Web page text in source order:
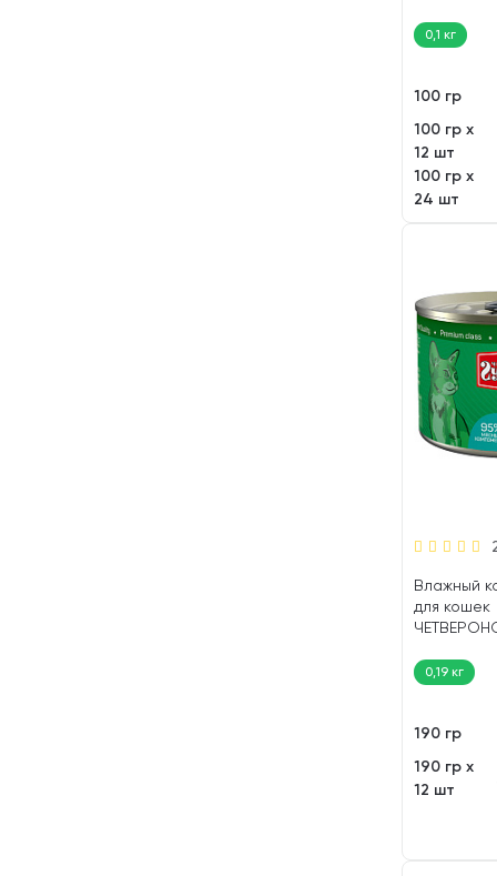
(100 гр)
0,1 кг
100 гр
100 гр х
12 шт
100 гр х
24 шт
Влажный
для кошек
ягненок
0,19 кг
190 гр
190 гр х
12 шт